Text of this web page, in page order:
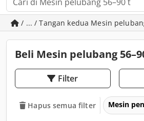
/ ... / Tangan kedua Mesin
Beli Mesin pelubang
Filter
Hapus semua filter Mesin